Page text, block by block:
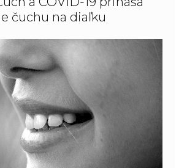
čuchu na diaľku